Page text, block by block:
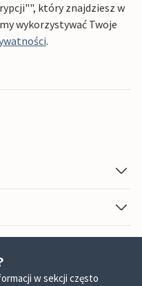
który znajdziesz w
wykorzystywać Twoje
.
w sekcji często